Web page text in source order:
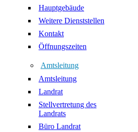
Hauptgebäude
Weitere Dienststellen
Kontakt
Öffnungszeiten
Amtsleitung
Amtsleitung
Landrat
Stellvertretung des
Landrats
Büro Landrat